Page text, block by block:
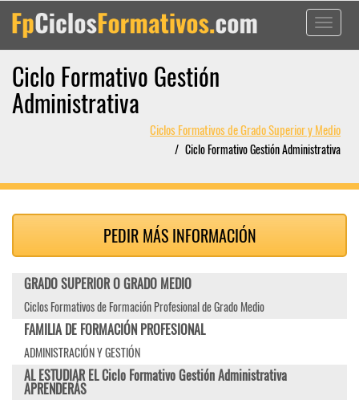
Toggle
Ciclo Formativo Gestión
Administrativa
Ciclos Formativos de Grado Superior y Medio
Ciclo Formativo Gestión Administrativa
PEDIR MÁS INFORMACIÓN
GRADO SUPERIOR O GRADO MEDIO
Ciclos Formativos de Formación Profesional de Grado Medio
FAMILIA DE FORMACIÓN PROFESIONAL
ADMINISTRACIÓN Y GESTIÓN
AL ESTUDIAR EL Ciclo Formativo Gestión Administrativa
APRENDERÁS